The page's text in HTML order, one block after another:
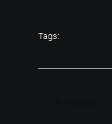
Tags: